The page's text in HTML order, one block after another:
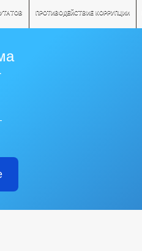
ПРОТИВОДЕЙСТВИЕ КОРРУПЦИИ